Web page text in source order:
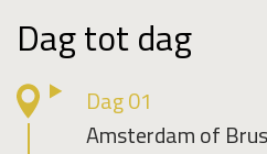
Dag tot dag
Dag 01
Amsterdam of